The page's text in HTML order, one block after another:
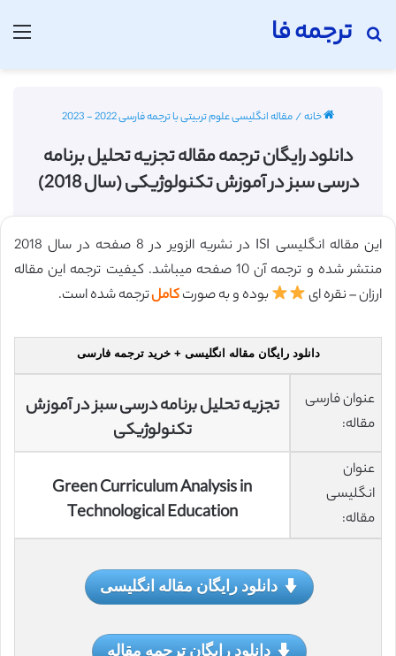
ترجمه فا
جستجو برای
خانه/مقاله انگلیسی علوم تربیتی با ترجمه فارسی 2022 - 2023
دانلود رایگان ترجمه مقاله تجزیه تحلیل برنامه
درسی سبز در آموزش تکنولوژیکی (سال 2018)
این مقاله انگلیسی ISI در نشریه الزویر در 8 صفحه در سال 2018
منتشر شده و ترجمه آن 10 صفحه میباشد. کیفیت ترجمه این مقاله
ارزان – نقره ای
بوده و به صورتکاملترجمه شده است.
دانلود رایگان مقاله انگلیسی + خرید ترجمه فارسی
عنوان فارسی
مقاله:
تجزیه تحلیل برنامه درسی سبز در آموزش
تکنولوژیکی
عنوان
انگلیسی
مقاله:
Green Curriculum Analysis in
Technological Education
دانلود رایگان مقاله انگلیسی
دانلود رایگان ترجمه مقاله